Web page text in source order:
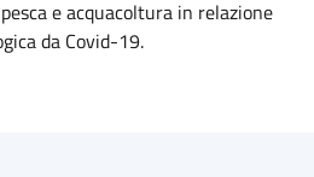
e acquacoltura in relazione
da Covid-19.